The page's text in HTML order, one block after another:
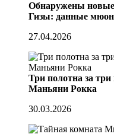
Обнаружены
Гизы: данные
27.04.2026
Три полотна за
Маньяни Рокка
30.03.2026